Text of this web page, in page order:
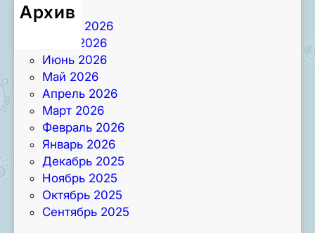
Архив
Август 2026
Июль 2026
Июнь 2026
Май 2026
Апрель 2026
Март 2026
Февраль 2026
Январь 2026
Декабрь 2025
Ноябрь 2025
Октябрь 2025
Сентябрь 2025